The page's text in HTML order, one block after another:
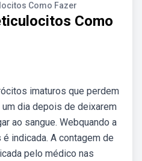
Como Fazer
Como
imaturos que perdem
dia depois de deixarem
ao sangue. Webquando a
indicada. A contagem de
pelo médico nas